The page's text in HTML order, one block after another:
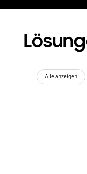
Alle anzeigen